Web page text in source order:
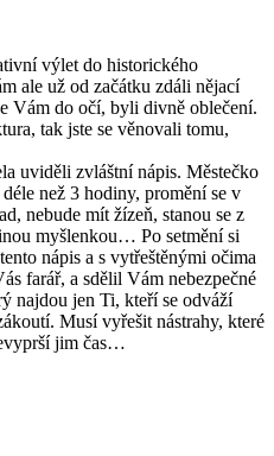
výlet do historického
ale už od začátku zdáli nějací
Vám do očí, byli divně oblečení.
tak jste se věnovali tomu,
uviděli zvláštní nápis. Městečko
než 3 hodiny, promění se v
nebude mít žízeň, stanou se z
myšlenkou… Po setmění si
nápis a s vytřeštěnými očima
farář, a sdělil Vám nebezpečné
najdou jen Ti, kteří se odváží
Musí vyřešit nástrahy, které
jim čas…